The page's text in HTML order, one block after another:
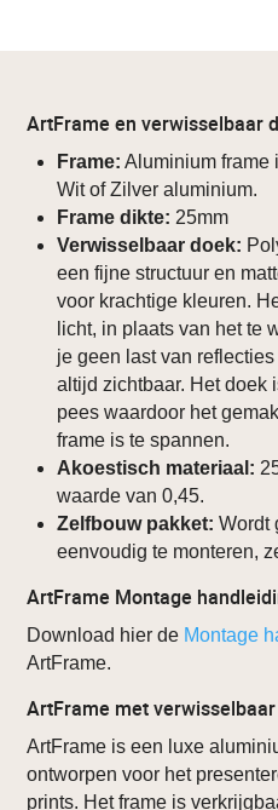
ArtFrame en verwisselbaar
Frame: Aluminium frame
Wit of Zilver aluminium.
Frame dikte: 25mm
Verwisselbaar doek:
een fijne structuur en
voor krachtige kleuren.
licht, in plaats van het te
je geen last van
altijd zichtbaar. Het doek
pees waardoor het
frame is te spannen.
Akoestisch materiaal:
waarde van 0,45.
Zelfbouw pakket: Wordt
eenvoudig te monteren,
ArtFrame Montage
Download hier de Montage
ArtFrame.
ArtFrame met
ArtFrame is een luxe
ontworpen voor het
prints. Het frame is